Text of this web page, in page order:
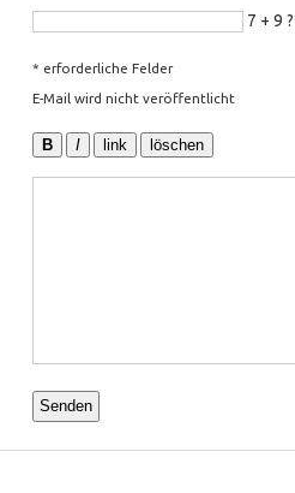
7 + 9 ?
* erforderliche Felder
E-Mail wird nicht veröffentlicht
B I link